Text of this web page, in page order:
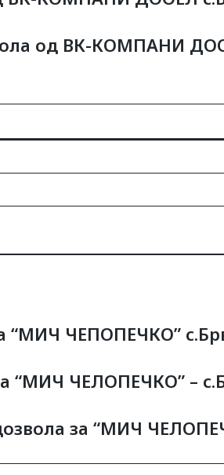
од ВК-КОМПАНИ
“МИЧ ЧЕПОПЕЧКО”
“МИЧ ЧЕЛОПЕЧКО” –
за “МИЧ